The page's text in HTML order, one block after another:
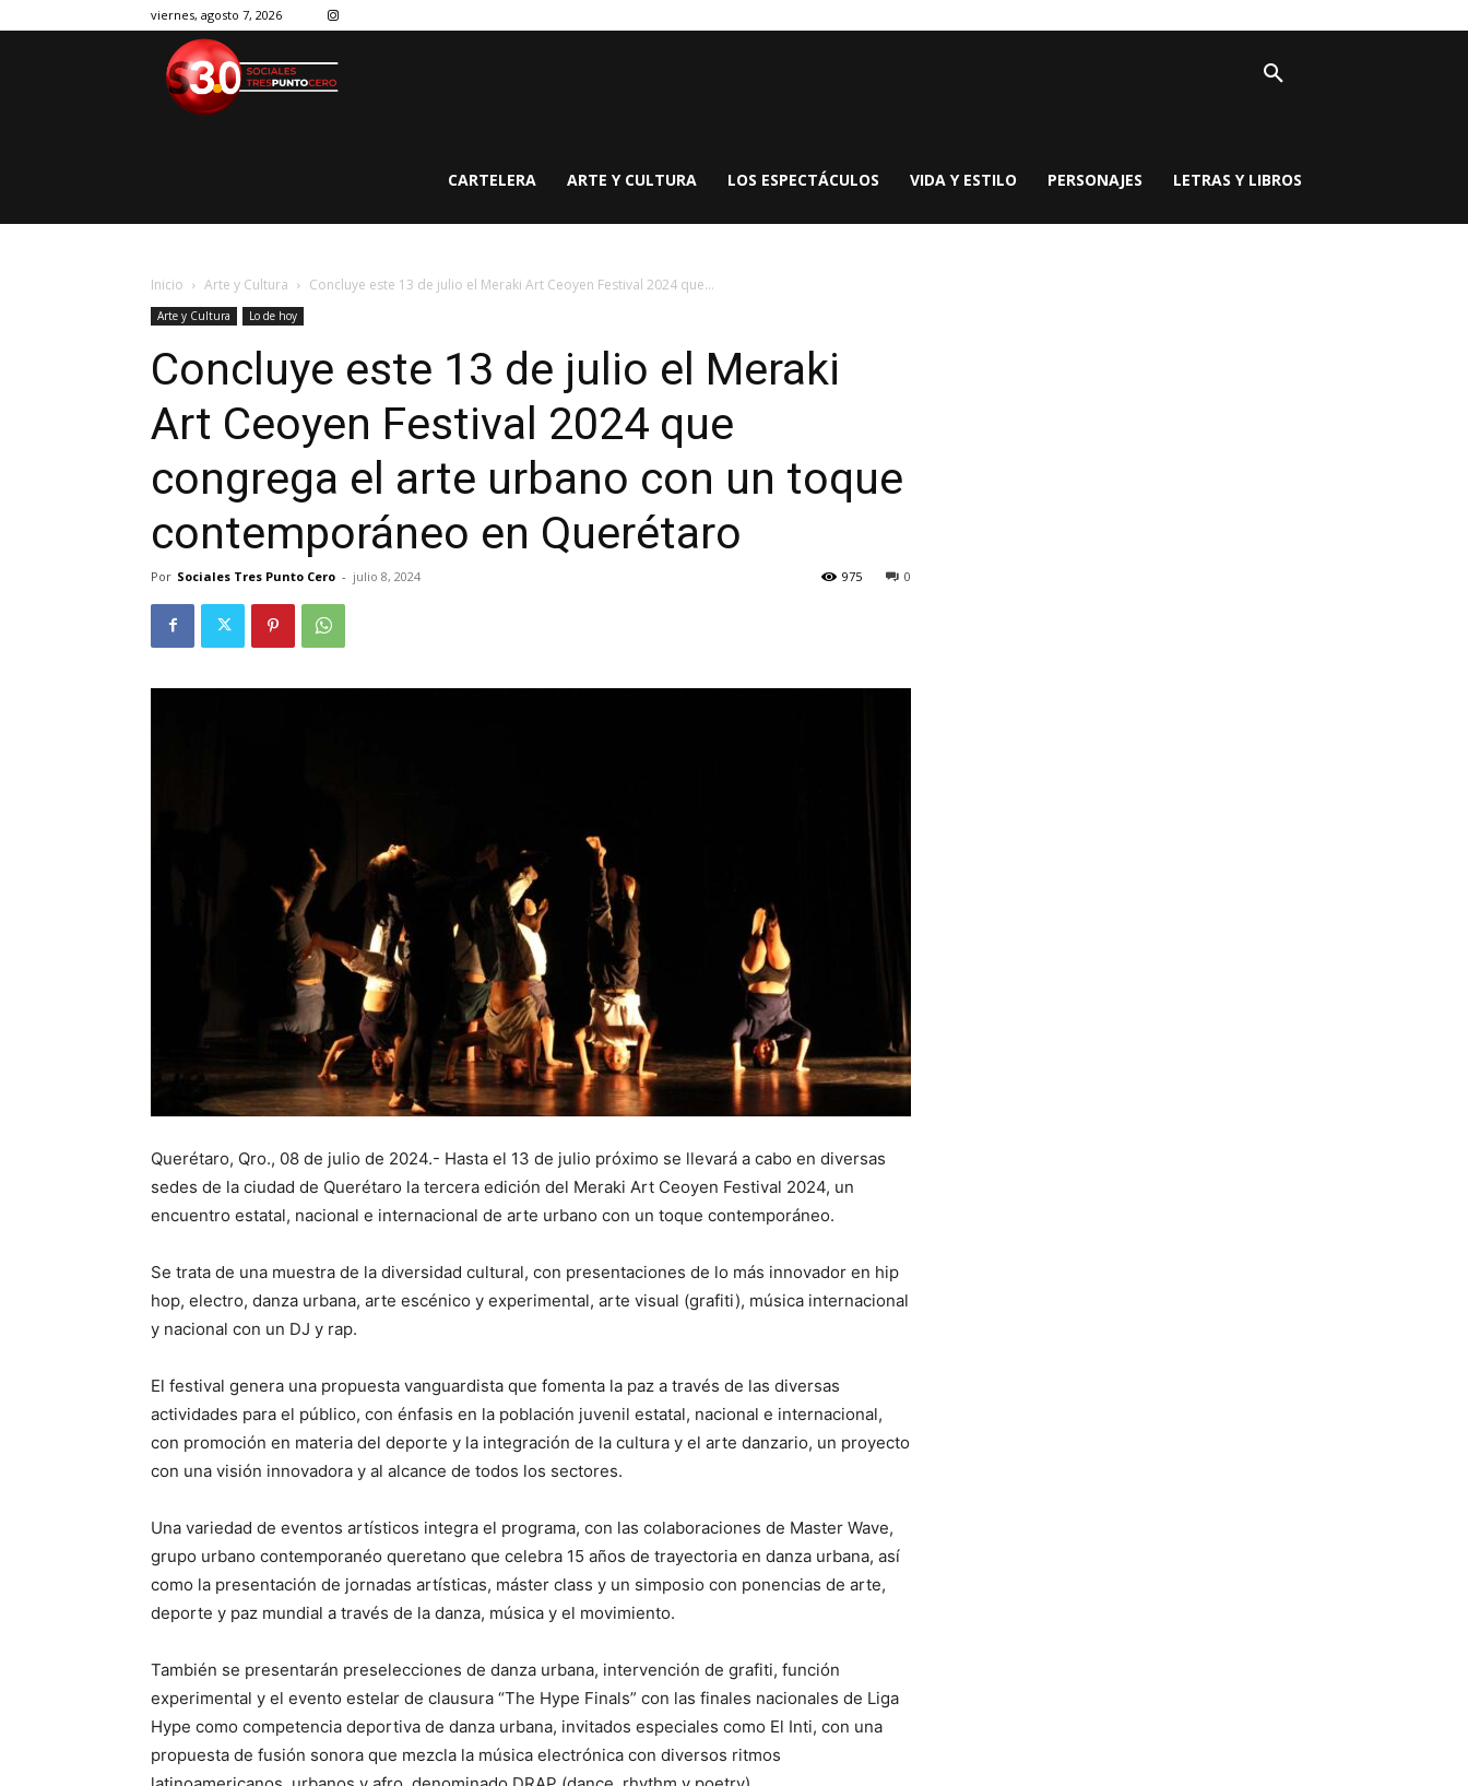
viernes, agosto 7, 2026
CARTELERA ARTE Y CULTURA LOS ESPECTÁCULOS VIDA Y ESTILO PERSONAJES LETRAS Y LIBROS
Inicio Arte y Cultura Concluye este 13 de julio el Meraki Art Ceoyen Festival 2024 que...
Arte y Cultura Lo de hoy
Concluye este 13 de julio el Meraki
Art Ceoyen Festival 2024 que
congrega el arte urbano con un toque
contemporáneo en Querétaro
Por Sociales Tres Punto Cero - julio 8, 2024 0
975
Querétaro, Qro., 08 de julio de 2024.- Hasta el 13 de julio próximo se llevará a cabo en diversas
sedes de la ciudad de Querétaro la tercera edición del Meraki Art Ceoyen Festival 2024, un
encuentro estatal, nacional e internacional de arte urbano con un toque contemporáneo.
Se trata de una muestra de la diversidad cultural, con presentaciones de lo más innovador en hip
hop, electro, danza urbana, arte escénico y experimental, arte visual (grafiti), música internacional
y nacional con un DJ y rap.
El festival genera una propuesta vanguardista que fomenta la paz a través de las diversas
actividades para el público, con énfasis en la población juvenil estatal, nacional e internacional,
con promoción en materia del deporte y la integración de la cultura y el arte danzario, un proyecto
con una visión innovadora y al alcance de todos los sectores.
Una variedad de eventos artísticos integra el programa, con las colaboraciones de Master Wave,
grupo urbano contemporanéo queretano que celebra 15 años de trayectoria en danza urbana, así
como la presentación de jornadas artísticas, máster class y un simposio con ponencias de arte,
deporte y paz mundial a través de la danza, música y el movimiento.
También se presentarán preselecciones de danza urbana, intervención de grafiti, función
experimental y el evento estelar de clausura “The Hype Finals” con las finales nacionales de Liga
Hype como competencia deportiva de danza urbana, invitados especiales como El Inti, con una
propuesta de fusión sonora que mezcla la música electrónica con diversos ritmos